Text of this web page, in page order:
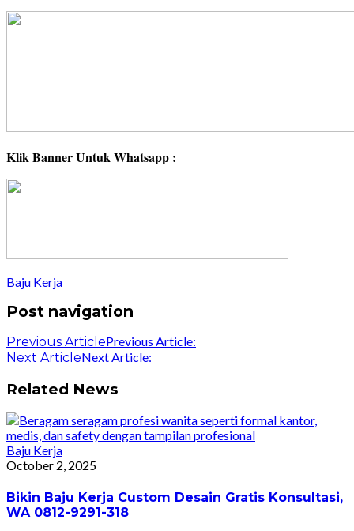
Klik Banner Untuk Whatsapp :
Baju Kerja
Post navigation
Previous ArticlePrevious Article:
Next ArticleNext Article:
Related News
Baju Kerja
October 2, 2025
Bikin Baju Kerja Custom Desain Gratis Konsultasi,
WA 0812-9291-318